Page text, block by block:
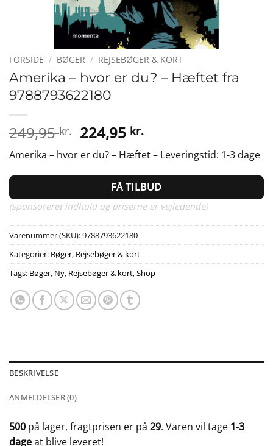
FORSIDE / BØGER / REJSEBØGER & KORT
Amerika – hvor er du? – Hæftet fra
9788793622180
249,95kr. Den
oprindelige
pris
var:
249,95 kr..
224,95 kr.Den
aktuelle
pris
er:
224,95 kr..
Amerika – hvor er du? – Hæftet – Leveringstid: 1-3 dage
FÅ TILBUD
(sponsoreret indhold og priserne er vejledende)
Varenummer (SKU):9788793622180
Kategorier: Bøger, Rejsebøger & kort
Tags: Bøger, Ny, Rejsebøger & kort,Shop
BESKRIVELSE
ANMELDELSER (0)
500 på lager, fragtprisen er på 29. Varen vil tage 1-3
dageat blive leveret!